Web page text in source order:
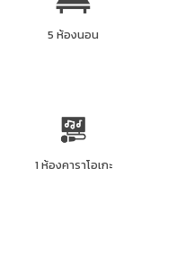
5 ห้องนอน
1 ห้องคาราโอเกะ